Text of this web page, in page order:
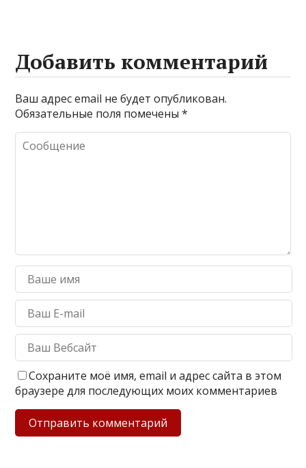
Добавить комментарий
Ваш адрес email не будет опубликован.
Обязательные поля помечены*
Сохраните моё имя, email и адрес сайта в этом
браузере для последующих моих комментариев